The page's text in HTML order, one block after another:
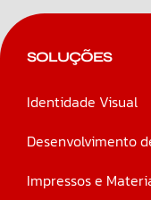
SOLUÇÕES
Identidade Visual
Desenvolvimento
Impressos e